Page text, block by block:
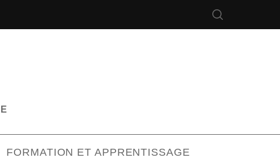
FORMATION ET APPRENTISSAGE